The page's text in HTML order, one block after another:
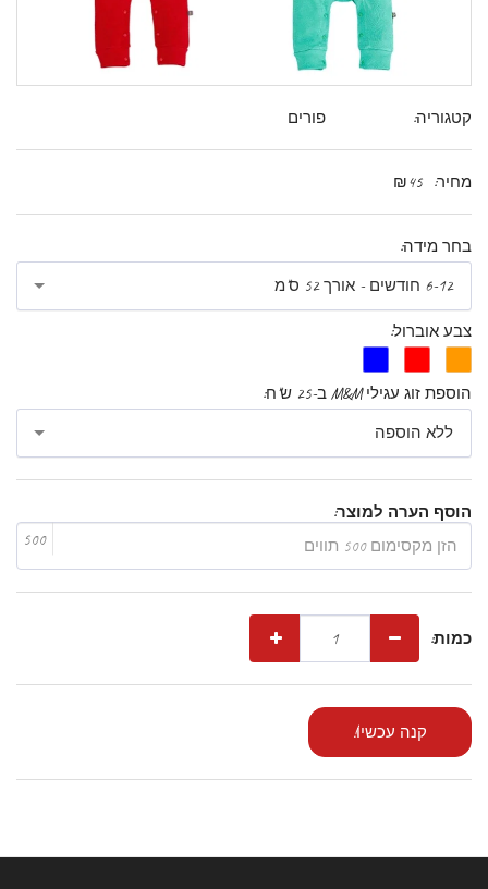
קטגוריה: פורים
מחיר: ₪45
בחר מידה:
6-12 חודשים - אורך 52 ס"מ
צבע אוברול:
הוספת זוג עגילי M&M ב-25 ש"ח:
ללא הוספה
הוסף הערה למוצר:
500
כמות:
קנה עכשיו!